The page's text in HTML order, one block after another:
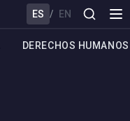
ES / EN
DERECHOS HUMANOS